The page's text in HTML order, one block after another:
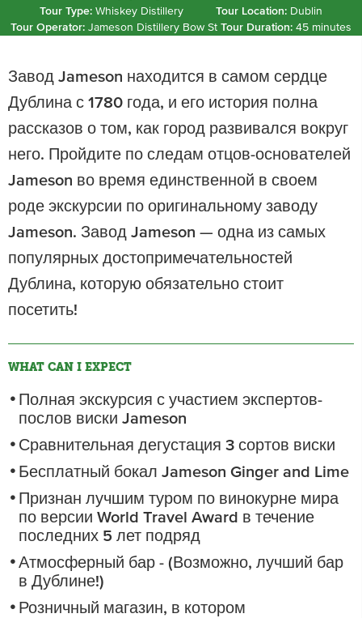
Tour Type:Whiskey Distillery Tour Location: Dublin
Tour Operator:Jameson Distillery Bow St Tour Duration: 45 minutes
Завод Jameson находится в самом сердце
Дублина с 1780 года, и его история полна
рассказов о том, как город развивался вокруг
него. Пройдите по следам отцов-основателей
Jameson во время единственной в своем
роде экскурсии по оригинальному заводу
Jameson. Завод Jameson — одна из самых
популярных достопримечательностей
Дублина, которую обязательно стоит
посетить!
WHAT CAN I EXPECT
Полная экскурсия с участием экспертов-
послов виски Jameson
Сравнительная дегустация 3 сортов виски
Бесплатный бокал Jameson Ginger and Lime
Признан лучшим туром по винокурне мира
по версии World Travel Award в течение
последних 5 лет подряд
Атмосферный бар - (Возможно, лучший бар
в Дублине!)
Розничный магазин, в котором